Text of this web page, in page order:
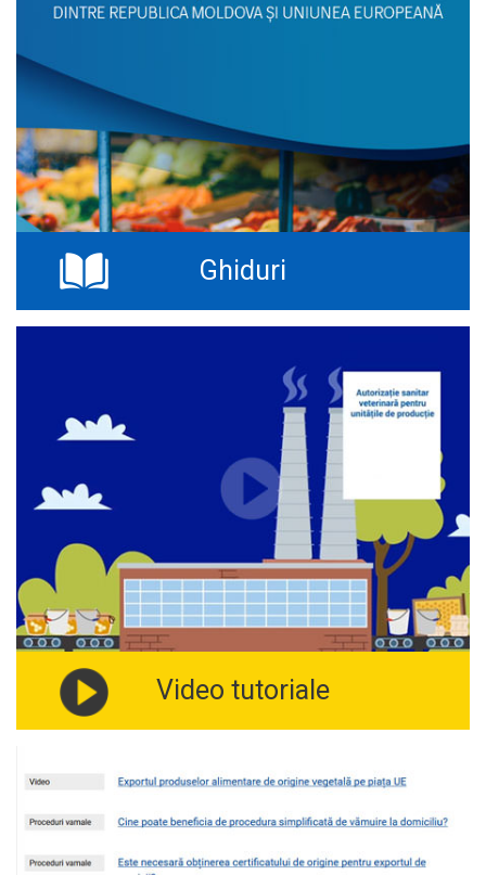
Ghiduri
Video tutoriale